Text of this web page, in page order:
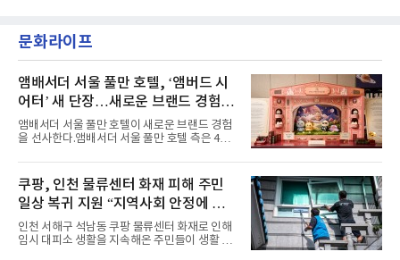
했다. “내 티, 5 bucks 바지는, 만원” 등 멤버들
의 라이프 스타일
MBC '쇼! 음악중심', SBS '인기가요' 등 주요 음
악방송 무대에 올라 화려한 퍼포먼스를 펼쳤다.
력을 앞세워 매 무대 색다른 볼거리를 선사했다.
특히 화사한 파스텔 톤의 비치웨어부터 청량한
마린룩, 햇살 아래 반짝이는 물결을 연상시키는
스커트, 강렬한 붉은 계열의 스타일링까지 각기
다른 매력을 선보였다. 브브걸은 다채로운 여름
패션을 완벽하게 소화하며 보
문화라이프
앰배서더 서울 풀만 호텔, ‘앰버드 시
어터’ 새 단장…새로운 브랜드 경험 선
사
앰배서더 서울 풀만 호텔이 새로운 브랜드 경험
을 선사한다.앰배서더 서울 풀만 호텔 측은 4일
이야기를 담은 인형 극장 콘셉트의 공간 ‘앰버드
시어터(Ambird Theater)’를 새롭게 선보인
다”고 밝혔다.앰배서더 서울 풀만 호텔은 로비
한편에 마련된 앰버드 존을 통해 앰버드의 세계
관을 소개해왔다. 앰버드 존은 앰버드가 우주여
행 중 수집한 다양한 굿즈를 전시한 '앰버드 플래
닛(Ambird Planet)과 계절별 플라워 연출로 사
쿠팡, 인천 물류센터 화재 피해 주민
일상 복귀 지원 “지역사회 안정에 총
력”
인천 서해구 석남동 쿠팡 물류센터 화재로 인해
임시 대피소 생활을 지속해온 주민들이 생활 터